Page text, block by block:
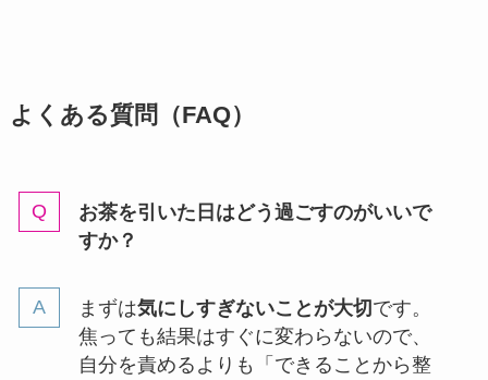
よくある質問（FAQ）
お茶を引いた日はどう過ごすのがいいで
すか？
まずは気にしすぎないことが大切です。
焦っても結果はすぐに変わらないので、
自分を責めるよりも「できることから整